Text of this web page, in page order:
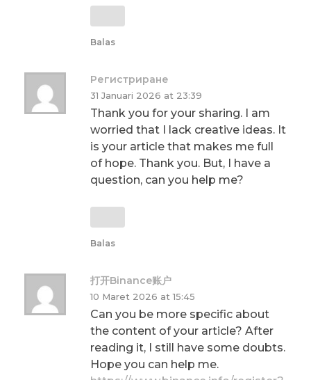
Balas
Регистриране
31 Januari 2026 at 23:39
Thank you for your sharing. I am
worried that I lack creative ideas. It
is your article that makes me full
of hope. Thank you. But, I have a
question, can you help me?
Balas
打开Binance账户
10 Maret 2026 at 15:45
Can you be more specific about
the content of your article? After
reading it, I still have some doubts.
Hope you can help me.